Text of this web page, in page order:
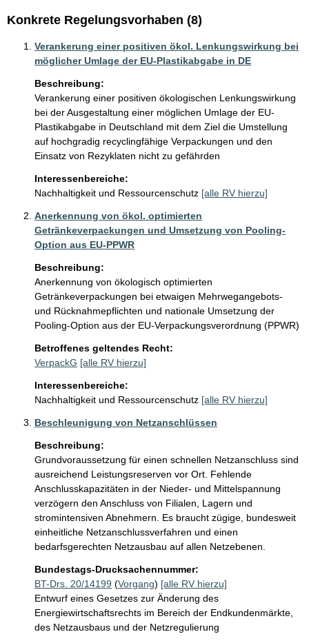
Konkrete Regelungsvorhaben (8)
Verankerung einer positiven ökol. Lenkungswirkung bei
möglicher Umlage der EU-Plastikabgabe in DE
Beschreibung:
Verankerung einer positiven ökologischen Lenkungswirkung
bei der Ausgestaltung einer möglichen Umlage der EU-
Plastikabgabe in Deutschland mit dem Ziel die Umstellung
auf hochgradig recyclingfähige Verpackungen und den
Einsatz von Rezyklaten nicht zu gefährden
Interessenbereiche:
Nachhaltigkeit und Ressourcenschutz [alle RV hierzu]
Anerkennung von ökol. optimierten
Getränkeverpackungen und Umsetzung von Pooling-
Option aus EU-PPWR
Beschreibung:
Anerkennung von ökologisch optimierten
Getränkeverpackungen bei etwaigen Mehrwegangebots-
und Rücknahmepflichten und nationale Umsetzung der
Pooling-Option aus der EU-Verpackungsverordnung (PPWR)
Betroffenes geltendes Recht:
VerpackG [alle RV hierzu]
Interessenbereiche:
Nachhaltigkeit und Ressourcenschutz [alle RV hierzu]
Beschleunigung von Netzanschlüssen
Beschreibung:
Grundvoraussetzung für einen schnellen Netzanschluss sind
ausreichend Leistungsreserven vor Ort. Fehlende
Anschlusskapazitäten in der Nieder- und Mittelspannung
verzögern den Anschluss von Filialen, Lagern und
stromintensiven Abnehmern. Es braucht zügige, bundesweit
einheitliche Netzanschlussverfahren und einen
bedarfsgerechten Netzausbau auf allen Netzebenen.
Bundestags-Drucksachennummer:
BT-Drs. 20/14199 (Vorgang) [alle RV hierzu]
Entwurf eines Gesetzes zur Änderung des
Energiewirtschaftsrechts im Bereich der Endkundenmärkte,
des Netzausbaus und der Netzregulierung